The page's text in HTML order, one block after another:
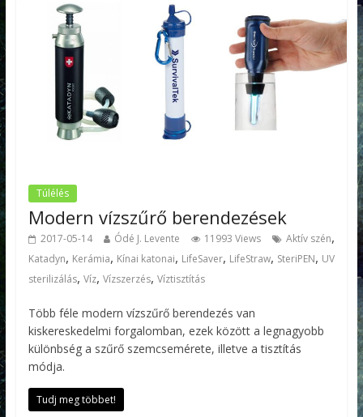
Túlélés
Modern vízszűrő berendezések
2017-05-14 Ódé J. Levente 11993 Views Aktív szén,
Katadyn, Kerámia, Kínai katonai, LifeSaver, LifeStraw, SteriPEN, UV
sterilizálás, Víz, Vízszerzés, Víztisztítás
Több féle modern vízszűrő berendezés van
kiskereskedelmi forgalomban, ezek között a legnagyobb
különbség a szűrő szemcsemérete, illetve a tisztítás
módja.
Tudj meg többet!